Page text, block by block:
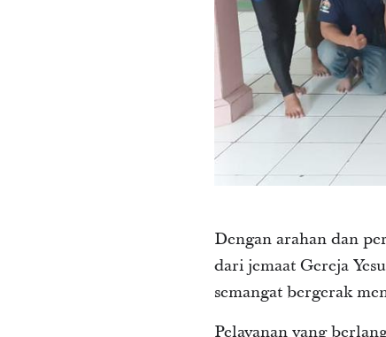
Dengan arahan dan
dari jemaat Gereja
semangat bergerak
Pelayanan yang